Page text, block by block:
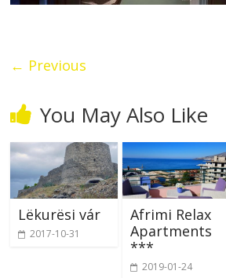
← Previous
You May Also Like
Lëkurësi vár
2017-10-31
Afrimi Relax
Apartments
***
2019-01-24